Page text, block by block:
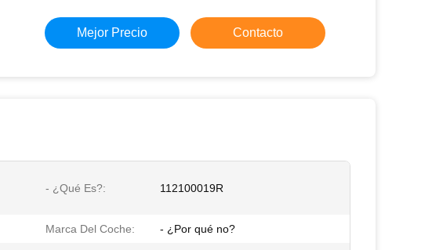
Mejor Precio Contacto
- ¿Qué Es?: 112100019R
Marca Del Coche: - ¿Por qué no?